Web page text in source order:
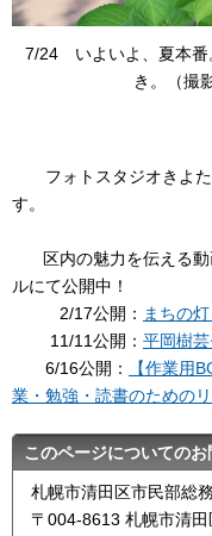
7/24 いよいよ、夏本番
き。（撮
フォトスタジオきよた
す。
区内の魅力を伝える動
ルにて公開中！
2/17公開： まちの
11/11公開： 平岡樹
6/16公開：
【作業用
業・勉強・読書のための
このページについての
札幌市清田区市民部総
〒004-8613 札幌市清